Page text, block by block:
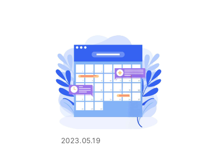
2023.05.19